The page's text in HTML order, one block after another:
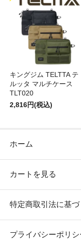
キングジム TELTTA テ
ルッタ マルチケース
TLT020
2,816円(税込)
ホーム
カートを見る
特定商取引法に基
プライバシーポリシ